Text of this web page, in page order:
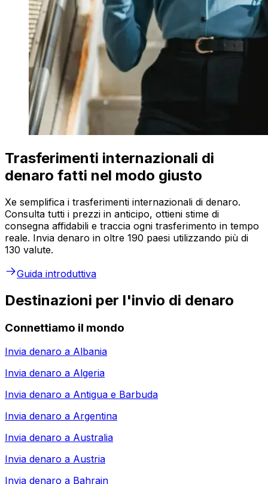
Trasferimenti internazionali di
denaro fatti nel modo giusto
Xe semplifica i trasferimenti internazionali di denaro.
Consulta tutti i prezzi in anticipo, ottieni stime di
consegna affidabili e traccia ogni trasferimento in tempo
reale. Invia denaro in oltre 190 paesi utilizzando più di
130 valute.
Guida introduttiva
Destinazioni per l'invio di denaro
Connettiamo il mondo
Invia denaro a Albania
Invia denaro a Algeria
Invia denaro a Antigua e Barbuda
Invia denaro a Argentina
Invia denaro a Australia
Invia denaro a Austria
Invia denaro a Bahrain